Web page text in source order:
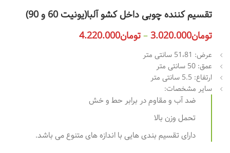
تقسیم کننده چوبی داخل کشو آلبا(یونیت 60 و 90)
تومان3.020.000
–تومان4.220.000
عرض: 51،81 سانتی متر
عمق: 50 سانتی متر
ارتفاع: 5.5 سانتی متر
سایر مشخصات:
ضد آب و مقاوم در برابر حط و خش
تحمل وزن بالا
دارای تقسیم بندی هایی با اندازه های متنوع می باشد.